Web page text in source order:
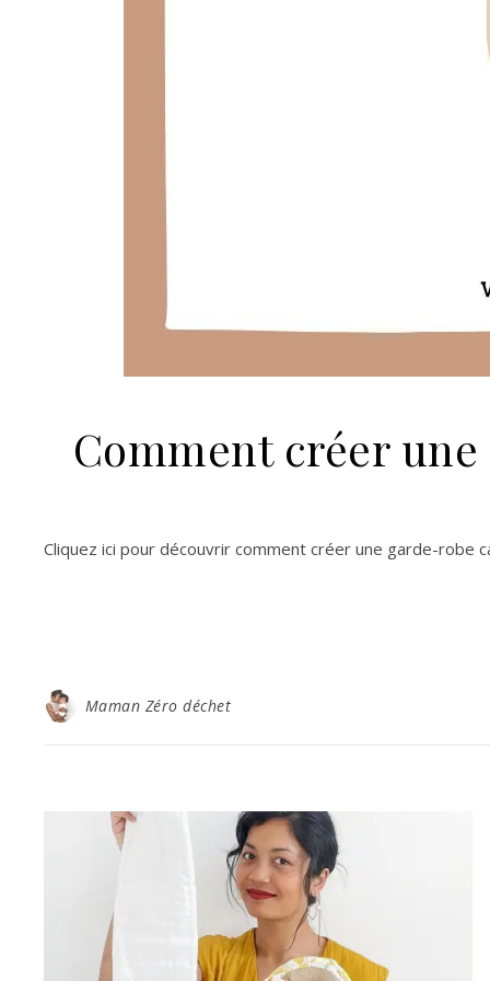
Comment créer
Cliquez ici pour découvrir comment créer une garde-robe
Maman Zéro déchet